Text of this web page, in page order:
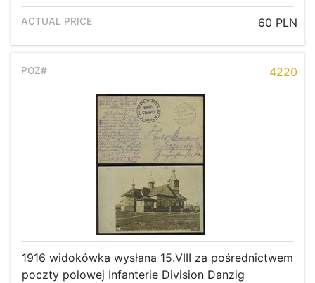
60 PLN
4220
1916 widokówka wysłana 15.VIII za pośrednictwem
poczty polowej Infanterie Division Danzig